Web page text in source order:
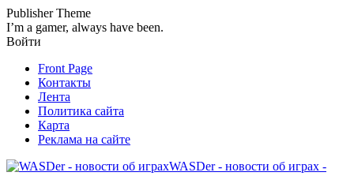
Publisher Theme
I’m a gamer, always have been.
Войти
Front Page
Контакты
Лента
Политика сайта
Карта
Реклама на сайте
WASDer - новости об играх -